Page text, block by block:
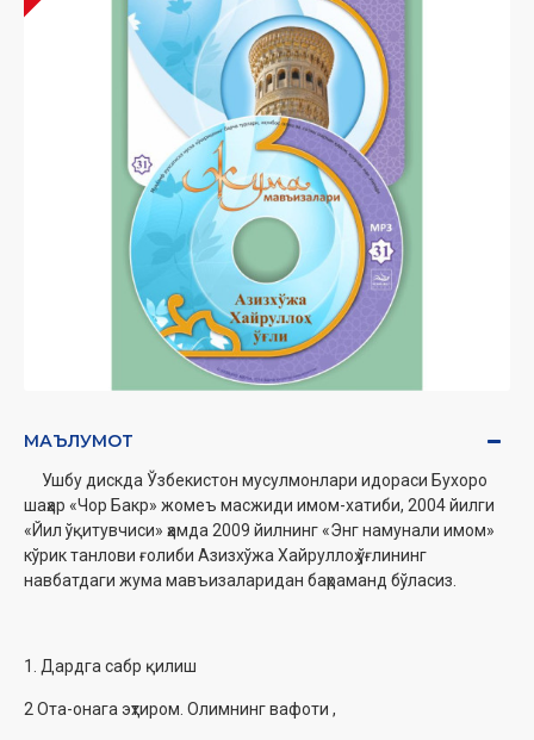
МАЪЛУМОТ
Ушбу дискда Ўзбекистон мусулмонлари идораси Бухоро
шаҳар «Чор Бакр» жомеъ масжиди имом-хатиби, 2004 йилги
«Йил ўқитувчиси» ҳамда 2009 йилнинг «Энг намунали имом»
кўрик танлови ғолиби Азизхўжа Хайруллоҳ ўғлининг
навбатдаги жумамавъизаларидан баҳраманд бўласиз.
1. Дардга сабр қилиш
2 Ота-онага эҳтиром. Олимнинг вафоти ,